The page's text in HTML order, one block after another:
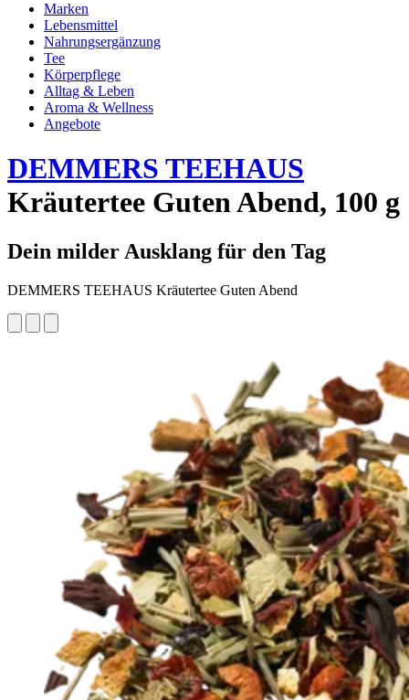
Marken
Lebensmittel
Nahrungsergänzung
Tee
Körperpflege
Alltag & Leben
Aroma & Wellness
Angebote
DEMMERS TEEHAUS
Kräutertee Guten Abend, 100 g
Dein milder Ausklang für den Tag
DEMMERS TEEHAUS Kräutertee Guten Abend